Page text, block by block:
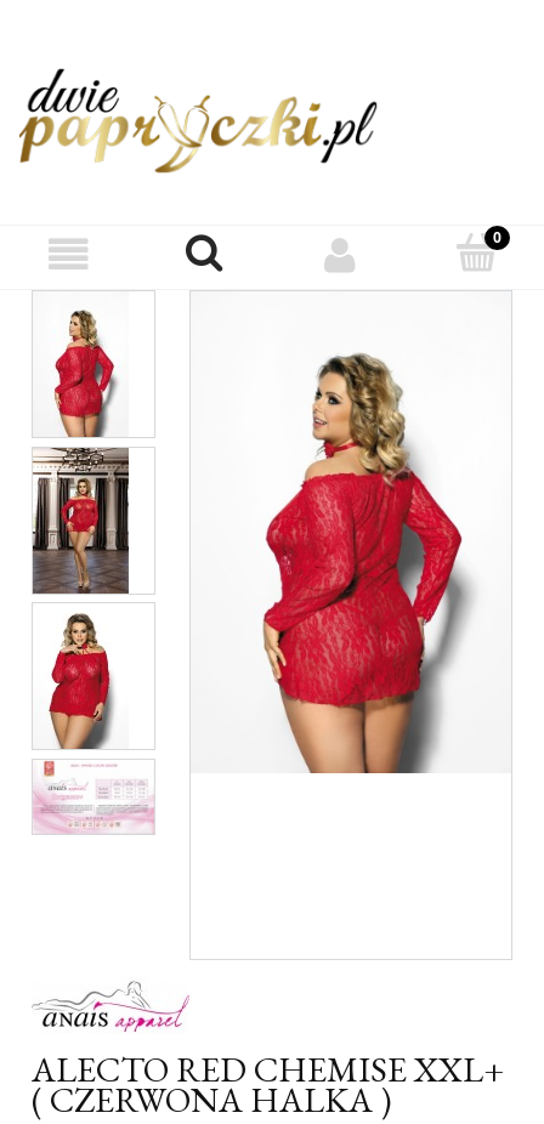
ALECTO RED CHEMISE XXL+
( CZERWONA HALKA )